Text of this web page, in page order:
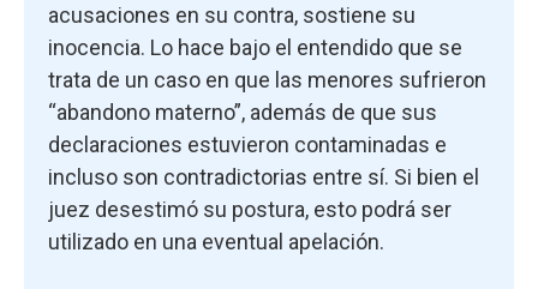
acusaciones en su contra, sostiene su
inocencia. Lo hace bajo el entendido que se
trata de un caso en que las menores sufrieron
“abandono materno”, además de que sus
declaraciones estuvieron contaminadas e
incluso son contradictorias entre sí. Si bien el
juez desestimó su postura, esto podrá ser
utilizado en una eventual apelación.